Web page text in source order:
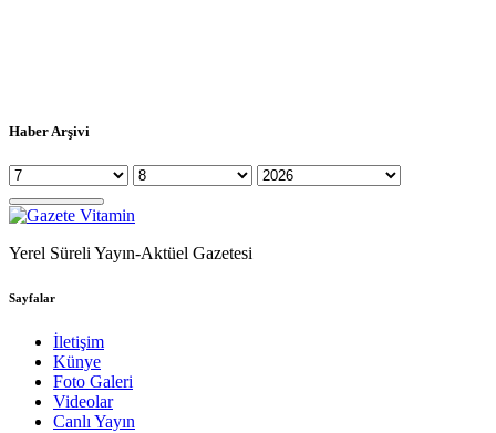
Haber Arşivi
Yerel Süreli Yayın-Aktüel Gazetesi
Sayfalar
İletişim
Künye
Foto Galeri
Videolar
Canlı Yayın